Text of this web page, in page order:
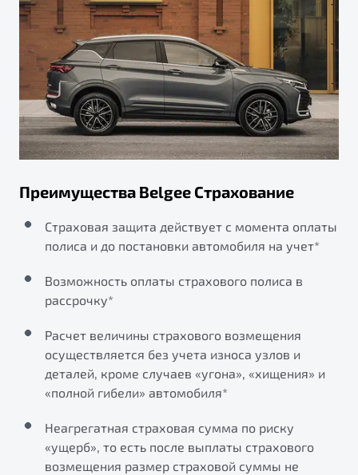
Преимущества Belgee Страхование
Страховая защита действует с момента оплаты
полиса и до постановки автомобиля на учет*
Возможность оплаты страхового полиса в
рассрочку*
Расчет величины страхового возмещения
осуществляется без учета износа узлов и
деталей, кроме случаев «угона», «хищения» и
«полной гибели» автомобиля*
Неагрегатная страховая сумма по риску
«ущерб», то есть после выплаты страхового
возмещения размер страховой суммы не